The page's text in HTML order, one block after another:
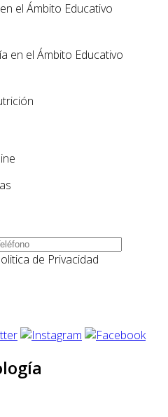
el Ámbito Educativo
en el Ámbito Educativo
de Privacidad